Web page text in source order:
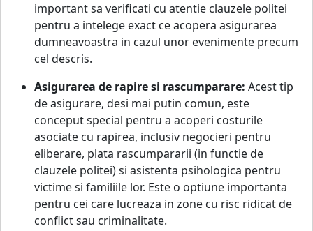
important sa verificati cu atentie clauzele politei
pentru a intelege exact ce acopera asigurarea
dumneavoastra in cazul unor evenimente precum
cel descris.
Asigurarea de rapire si rascumparare: Acest tip
de asigurare, desi mai putin comun, este
conceput special pentru a acoperi costurile
asociate cu rapirea, inclusiv negocieri pentru
eliberare, plata rascumpararii (in functie de
clauzele politei) si asistenta psihologica pentru
victime si familiile lor. Este o optiune importanta
pentru cei care lucreaza in zone cu risc ridicat de
conflict sau criminalitate.